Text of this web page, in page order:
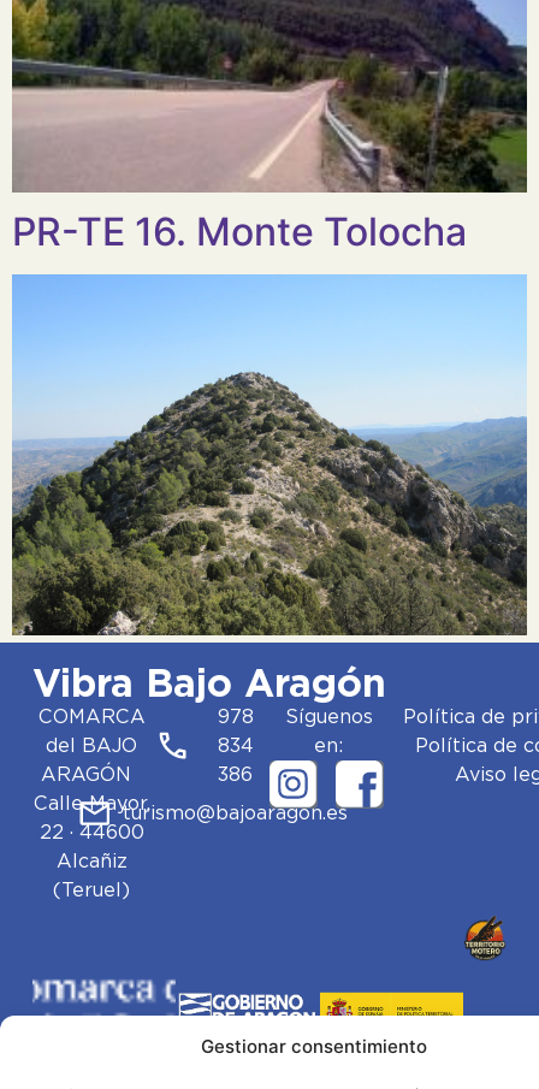
Gestionar consentimiento
PR-TE 16. Monte Tolocha
Vibra Bajo Aragón
COMARCA
del BAJO
ARAGÓN
Calle Mayor,
22 · 44600
Alcañiz
(Teruel)
978
834
386
turismo@bajoaragon.es
Síguenos
en:
Política de
Política de
Aviso